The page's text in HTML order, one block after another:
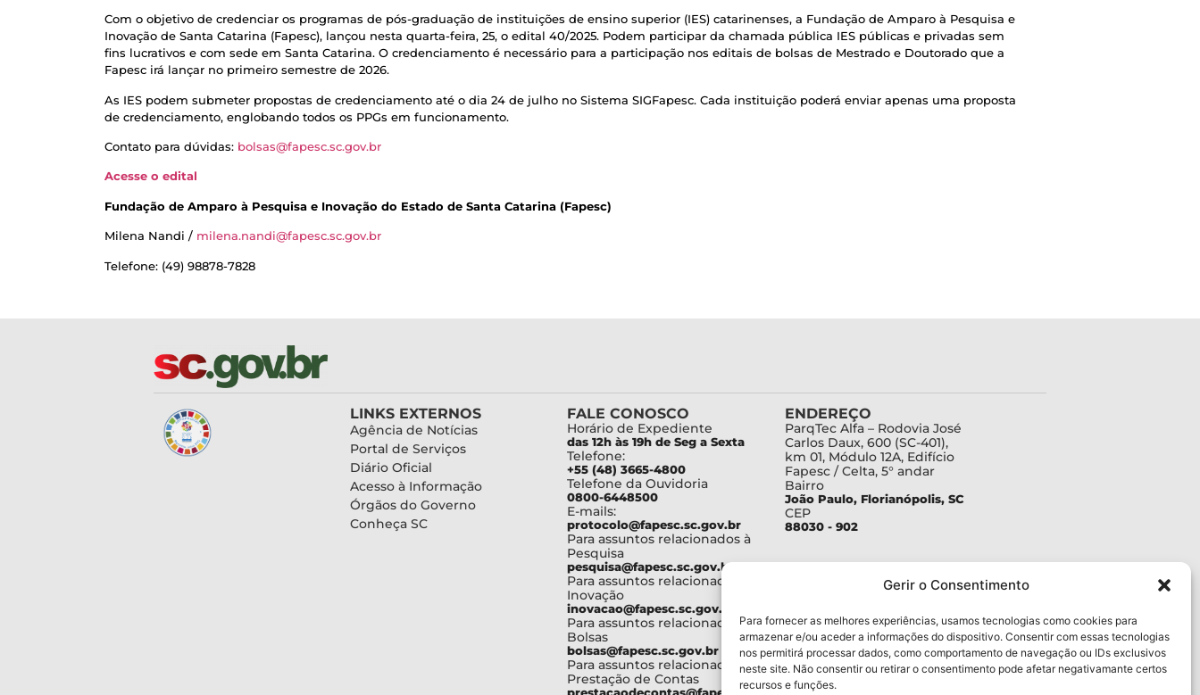
Gerir o Consentimento
Para fornecer as melhores experiências, usamos tecnologias como cookies para
armazenar e/ou aceder a informações do dispositivo. Consentir com essas tecnologias
nos permitirá processar dados, como comportamento de navegação ou IDs exclusivos
neste site. Não consentir ou retirar o consentimento pode afetar negativamante certos
recursos e funções.
Com o objetivo de credenciar os programas de pós-graduação de instituições de ensino superior (IES) catarinenses, a Fundação de Amparo à Pesquisa e
Inovação de Santa Catarina (Fapesc), lançou nesta quarta-feira, 25, o edital 40/2025. Podem participar da chamada pública IES públicas e privadas sem
fins lucrativos e com sede em Santa Catarina. O credenciamento é necessário para a participação nos editais de bolsas de Mestrado e Doutorado que a
Fapesc irá lançar no primeiro semestre de 2026.
As IES podem submeter propostas de credenciamento até o dia 24 de julho no Sistema SIGFapesc. Cada instituição poderá enviar apenas uma proposta
de credenciamento, englobando todos os PPGs em funcionamento.
Contato para dúvidas: bolsas@fapesc.sc.gov.br
Acesse o edital
Fundação de Amparo à Pesquisa e Inovação do Estado de Santa Catarina (Fapesc)
Milena Nandi / milena.nandi@fapesc.sc.gov.br
Telefone: (49) 98878-7828
LINKS EXTERNOS
Agência de Notícias
Portal de Serviços
Diário Oficial
Acesso à Informação
Órgãos do Governo
Conheça SC
FALE CONOSCO
Horário de Expediente
das 12h às 19h de Seg a Sexta
Telefone:
+55 (48) 3665-4800
Telefone da Ouvidoria
0800-6448500
E-mails:
protocolo@fapesc.sc.gov.br
Para assuntos relacionados à
Pesquisa
pesquisa@fapesc.sc.gov.br
Para assuntos relacionados à
Inovação
inovacao@fapesc.sc.gov.br
Para assuntos relacionados à
Bolsas
bolsas@fapesc.sc.gov.br
Para assuntos relacionados à
Prestação de Contas
ENDEREÇO
ParqTec Alfa – Rodovia José
Carlos Daux, 600 (SC-401),
km 01, Módulo 12A, Edifício
Fapesc / Celta, 5° andar
Bairro
João Paulo, Florianópolis, SC
CEP
88030 - 902